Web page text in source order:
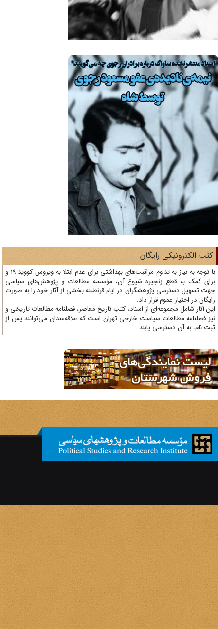
الکترونیکی رایگان
با توجه به نیاز به تداوم مراقبت‌های بهداشتی برای عدم ابتلا به ویروس کووید 19 و
کمک به قطع زنجیره شیوع آن، مؤسسه مطالعات و پژوهش‌های سیاسی
تسهیل دسترسی پژوهشگران در ایام قرنطینه بخشی از آثار خود را به صورت
در اختیار عموم قرار داد.
آثار شامل مجموعه‌ای از اسناد، کتب تاریخ معاصر، فصلنامه‌ مطالعات تاریخی و
فصلنامه مطالعات سیاست خارجی تهران است که علاقه‌مندان می‌توانند پس از
نام، به آن دسترسی یابند.